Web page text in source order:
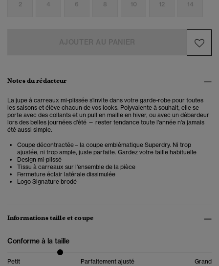
2 4 6 8 10 12 14
Notes du rédacteur
La jupe à carreaux mi-plissée s'invite dans votre garde-robe pour toutes
les saisons et élève chacun de vos looks. Polyvalente à souhait, elle se
porte avec des collants et un pull en maille en hiver, ou avec un débardeur
lors des belles journées d'été — rester tendance toute l'année n'a jamais
été aussi simple.
Coupe décontractée – la coupe emblématique Superdry. Ni trop
ajustée, ni trop ample, juste parfaite. Gardez votre taille habituelle
Design mi-plissé
Tissu à carreaux sur l'ensemble de la pièce
Fermeture éclair latérale dissimulée
Logo Signature brodé
Informations taille et coupe
Conforme à la taille
Petit Parfaitement ajusté Grand